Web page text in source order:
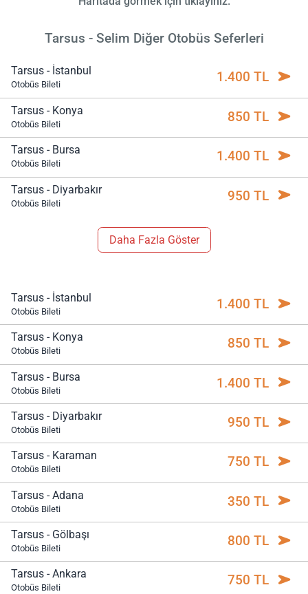
Tarsus - Selim Diğer Otobüs Seferleri
Tarsus - İstanbul
Otobüs Bileti 1.400 TL
Tarsus - Konya
Otobüs Bileti 850 TL
Tarsus - Bursa
Otobüs Bileti 1.400 TL
Tarsus - Diyarbakır
Otobüs Bileti 950 TL
Daha Fazla Göster
Tarsus - İstanbul
Otobüs Bileti 1.400 TL
Tarsus - Konya
Otobüs Bileti 850 TL
Tarsus - Bursa
Otobüs Bileti 1.400 TL
Tarsus - Diyarbakır
Otobüs Bileti 950 TL
Tarsus - Karaman
Otobüs Bileti 750 TL
Tarsus - Adana
Otobüs Bileti 350 TL
Tarsus - Gölbaşı
Otobüs Bileti 800 TL
Tarsus - Ankara
Otobüs Bileti 750 TL